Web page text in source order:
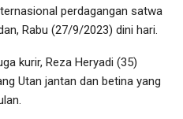
perdagangan satwa
Rabu (27/9/2023) dini hari.
kurir, Reza Heryadi (35)
Utan jantan dan betina yang